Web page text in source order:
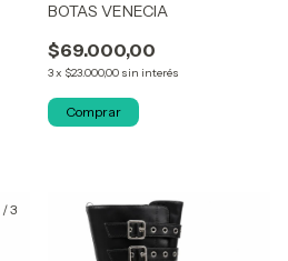
BOTAS VENECIA
$69.000,00
3x $23.000,00 sin interés
Comprar
/3